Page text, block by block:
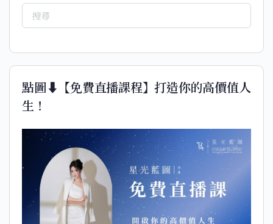
點圖⬇️【免費直播課程】打造你的高價值人
生！